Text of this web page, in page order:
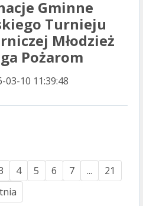
Gminne
Turnieju
Młodzież
Pożarom
03-10 11:39:48
4 5 6 7 ...
21